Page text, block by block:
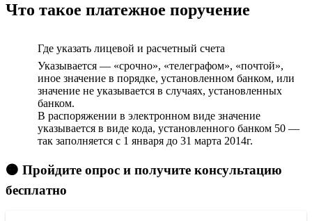
Что такое платежное поручение
Где указать лицевой и расчетный счета
Указывается — «срочно», «телеграфом», «почтой»,
иное значение в порядке, установленном банком, или
значение не указывается в случаях, установленных
банком.
В распоряжении в электронном виде значение
указывается в виде кода, установленного банком 50 —
так заполняется с 1 января до 31 марта 2014г.
🟠 Пройдите опрос и получите консультацию
бесплатно